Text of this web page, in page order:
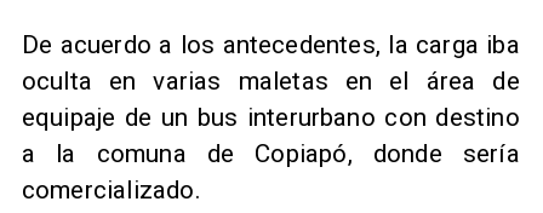
De acuerdo a los antecedentes, la carga iba
oculta en varias maletas en el área de
equipaje de un bus interurbano con destino
a la comuna de Copiapó, donde sería
comercializado.